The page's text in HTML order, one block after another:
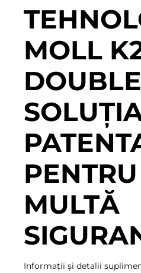
MOLL
MULTĂ
Informații și detalii